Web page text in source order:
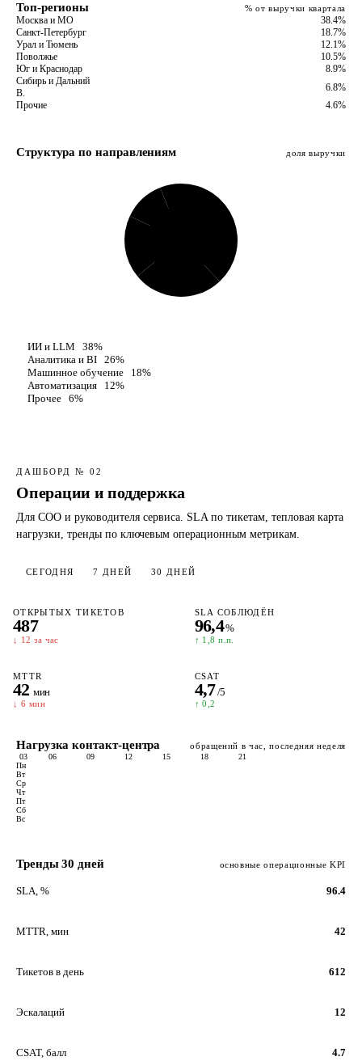
Топ-регионы % от выручки квартала
Москва и МО
38.4%
Санкт-Петербург
18.7%
Урал и Тюмень
12.1%
Поволжье
10.5%
Юг и Краснодар
8.9%
Сибирь и Дальний
В.
6.8%
Прочие
4.6%
Структура по направлениям доля выручки
ИИ и LLM
38%
Аналитика и BI 26%
Машинное обучение
18%
Автоматизация
12%
Прочее 6%
ДАШБОРД № 02
Операции и поддержка
Для COO и руководителя сервиса. SLA по тикетам, тепловая карта
нагрузки, тренды по ключевым операционным метрикам.
СЕГОДНЯ 7 ДНЕЙ 30 ДНЕЙ
ОТКРЫТЫХ ТИКЕТОВ
487
↓ 12 за час
SLA СОБЛЮДЁН
96,4%
↑ 1,8 п.п.
MTTR
42 мин
↓ 6 мин
CSAT
4,7/5
↑ 0,2
Нагрузка контакт-центра обращений в час, последняя неделя
03 06 09 12 15 18
21
Пн
Вт
Ср
Чт
Пт
Сб
Вс
Тренды 30 дней основные операционные KPI
SLA, % 96.4
MTTR, мин 42
Тикетов в день 612
Эскалаций 12
CSAT, балл 4.7